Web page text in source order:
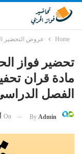
Home عروض التحضير
تحضير فواز
مادة قران
الفصل الدراسى
By Admin
On